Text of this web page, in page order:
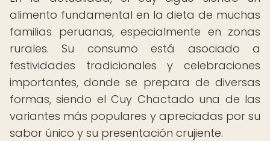
alimento fundamental en la dieta de muchas
familias peruanas, especialmente en zonas
rurales. Su consumo está asociado a
festividades tradicionales y celebraciones
importantes, donde se prepara de diversas
formas, siendo el Cuy Chactado una de las
variantes más populares y apreciadas por su
sabor único y su presentación crujiente.